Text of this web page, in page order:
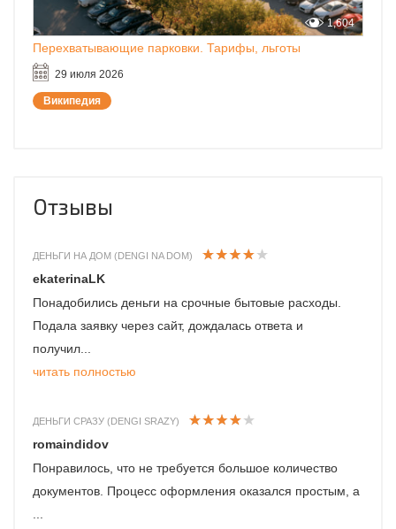
Перехватывающие парковки. Тарифы, льготы
29 июля 2026
1,604
Википедия
Отзывы
ДЕНЬГИ НА ДОМ (DENGI NA DOM)
ekaterinaLK
Понадобились деньги на срочные бытовые расходы.
Подала заявку через сайт, дождалась ответа и
получил...
читать полностью
ДЕНЬГИ СРАЗУ (DENGI SRAZY)
romaindidov
Понравилось, что не требуется большое количество
документов. Процесс оформления оказался простым, а